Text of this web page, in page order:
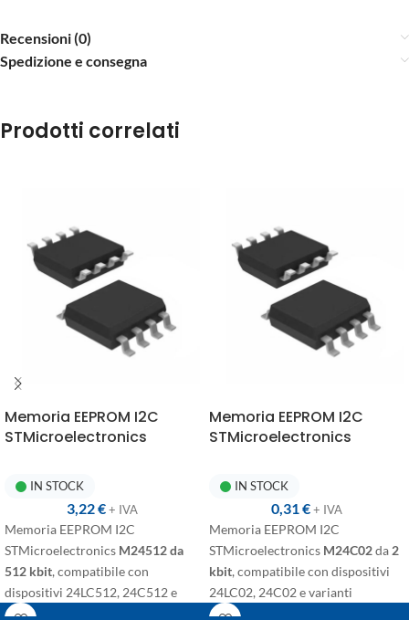
Recensioni (0)
Spedizione e consegna
Prodotti correlati
Memoria EEPROM I2C
STMicroelectronics
IN STOCK
3,22€+ IVA
Memoria EEPROM I2C
STMicroelectronics M24512 da
512 kbit, compatibile con
dispositivi 24LC512, 24C512 e
varianti equivalenti. Componente
Memoria EEPROM I2C
STMicroelectronics
IN STOCK
0,31€+ IVA
Memoria EEPROM I2C
STMicroelectronics M24C02da 2
kbit, compatibile con dispositivi
24LC02, 24C02 e varianti
equivalenti. Componente SMD in